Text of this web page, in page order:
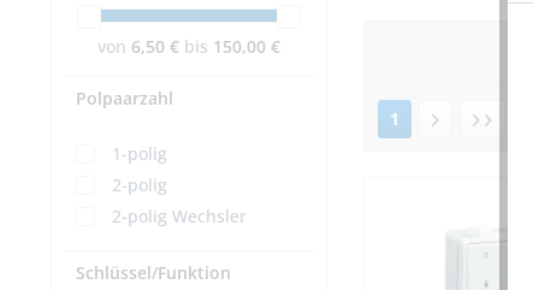
von 6,50 € bis 150,00 €
Polpaarzahl
1-polig
2-polig
2-polig Wechsler
Schlüssel/Funktion
1